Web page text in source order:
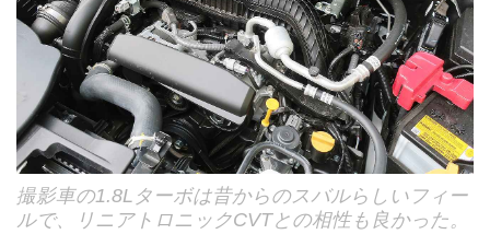
撮影車の1.8Lターボは昔からのスバルらしいフィー
ルで、リニアトロニックCVTとの相性も良かった。